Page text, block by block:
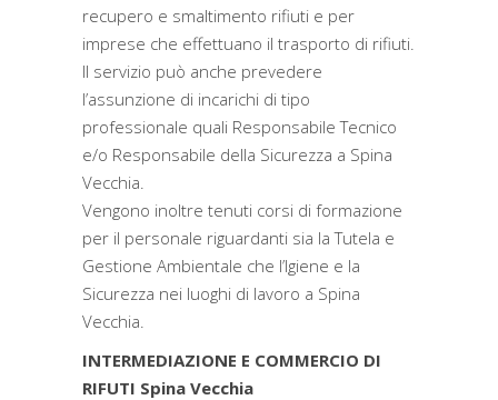
recupero e smaltimento rifiuti e per
imprese che effettuano il trasporto di rifiuti.
Il servizio può anche prevedere
l’assunzione di incarichi di tipo
professionale quali Responsabile Tecnico
e/o Responsabile della Sicurezza a Spina
Vecchia.
Vengono inoltre tenuti corsi di formazione
per il personale riguardanti sia la Tutela e
Gestione Ambientale che l’Igiene e la
Sicurezza nei luoghi di lavoro a Spina
Vecchia.
INTERMEDIAZIONE E COMMERCIO DI
RIFUTI Spina Vecchia